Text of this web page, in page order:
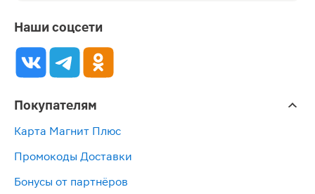
Наши соцсети
Покупателям
Карта Магнит Плюс
Промокоды Доставки
Бонусы от партнёров